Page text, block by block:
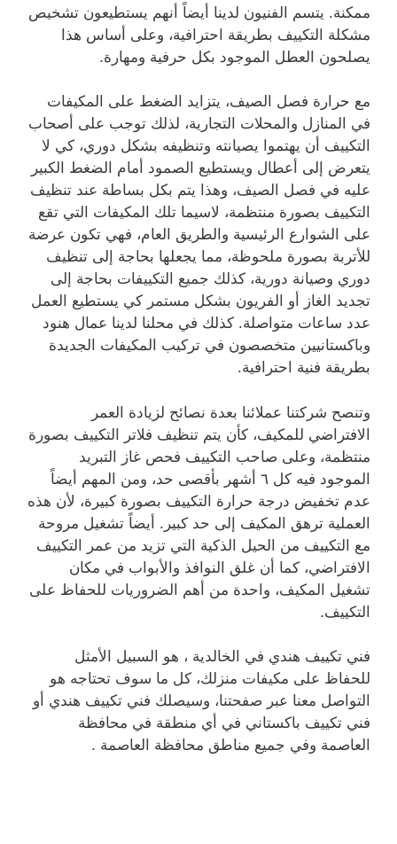
ممكنة. يتسم الفنيون لدينا أيضاً أنهم يستطيعون تشخيص
مشكلة التكييف بطريقة احترافية، وعلى أساس هذا
يصلحون العطل الموجود بكل حرفية ومهارة.
مع حرارة فصل الصيف، يتزايد الضغط على المكيفات
في المنازل والمحلات التجارية، لذلك توجب على أصحاب
التكييف أن يهتموا يصيانته وتنظيفه بشكل دوري، كي لا
يتعرض إلى أعطال ويستطيع الصمود أمام الضغط الكبير
عليه في فصل الصيف، وهذا يتم بكل بساطة عند تنظيف
التكييف بصورة منتظمة، لاسيما تلك المكيفات التي تقع
على الشوارع الرئيسية والطريق العام، فهي تكون عرضة
للأتربة بصورة ملحوظة، مما يجعلها بحاجة إلى تنظيف
دوري وصيانة دورية، كذلك جميع التكييفات بحاجة إلى
تجديد الغاز أو الفريون بشكل مستمر كي يستطيع العمل
عدد ساعات متواصلة. كذلك في محلنا لدينا عمال هنود
وباكستانيين متخصصون في تركيب المكيفات الجديدة
بطريقة فنية احترافية.
وتنصح شركتنا عملائنا بعدة نصائح لزيادة العمر
الافتراضي للمكيف، كأن يتم تنظيف فلاتر التكييف بصورة
منتظمة، وعلى صاحب التكييف فحص غاز التبريد
الموجود فيه كل ٦ أشهر بأقصى حد، ومن المهم أيضاً
عدم تخفيض درجة حرارة التكييف بصورة كبيرة، لأن هذه
العملية ترهق المكيف إلى حد كبير. أيضاً تشغيل مروحة
مع التكييف من الحيل الذكية التي تزيد من عمر التكييف
الافتراضي، كما أن غلق النوافذ والأبواب في مكان
تشغيل المكيف، واحدة من أهم الضروريات للحفاظ على
التكييف.
فني تكييف هندي في الخالدية ، هو السبيل الأمثل
للحفاظ على مكيفات منزلك، كل ما سوف تحتاجه هو
التواصل معنا عبر صفحتنا، وسيصلك فني تكييف هندي أو
فني تكييف باكستاني في أي منطقة في محافظة
العاصمة وفي جميع مناطق محافظة العاصمة .